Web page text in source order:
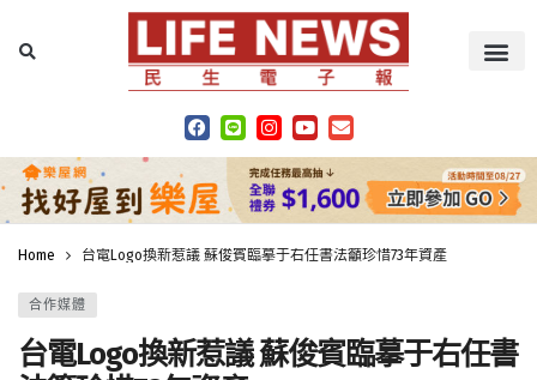
Home 台電Logo換新惹議 蘇俊賓臨摹于右任書法籲珍惜73年資產
合作媒體
台電Logo換新惹議 蘇俊賓臨摹于右任書